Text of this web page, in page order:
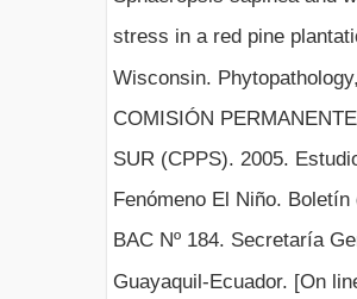
stress in a red pine
Wisconsin.
COMISIÓN
SUR (CPPS). 2005.
Fenómeno El Niño.
BAC Nº 184. Secretaría
Guayaquil-Ecuador. [On